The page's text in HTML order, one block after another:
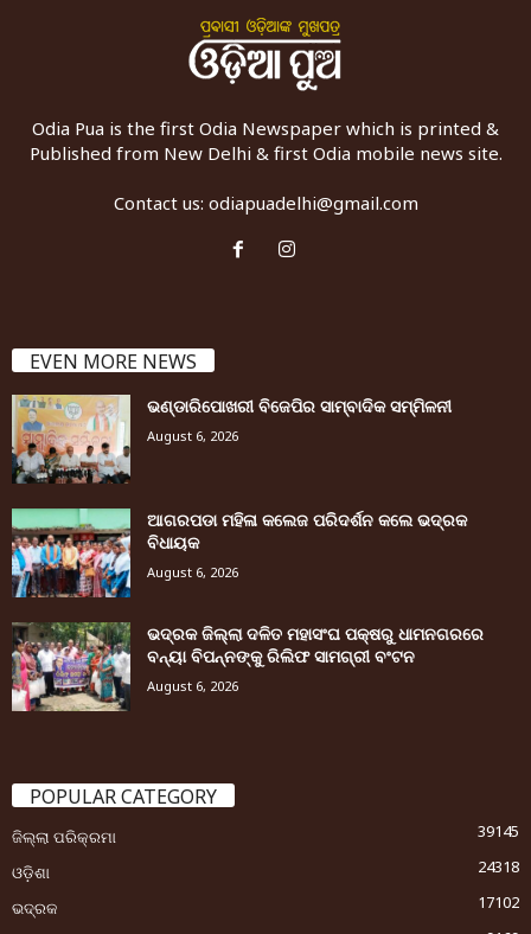
Odia Pua is the first Odia Newspaper which is printed &
Published from New Delhi & first Odia mobile news site.
Contact us: odiapuadelhi@gmail.com
EVEN MORE NEWS
ଭଣ୍ଡାରିପୋଖରୀ ବିଜେପିର ସାମ୍ବାଦିକ ସମ୍ମିଳନୀ
August 6, 2026
ଆଗରପଡା ମହିଳା କଲେଜ ପରିଦର୍ଶନ କଲେ ଭଦ୍ରକ
ବିଧାୟକ
August 6, 2026
ଭଦ୍ରକ ଜିଲ୍ଲା ଦଳିତ ମହାସଂଘ ପକ୍ଷରୁ ଧାମନଗରରେ
ବନ୍ୟା ବିପନ୍ନଙ୍କୁ ରିଲିଫ ସାମଗ୍ରୀ ବଂଟନ
August 6, 2026
POPULAR CATEGORY
ଜିଲ୍ଲା ପରିକ୍ରମା
39145
ଓଡ଼ିଶା
24318
ଭଦ୍ରକ
17102